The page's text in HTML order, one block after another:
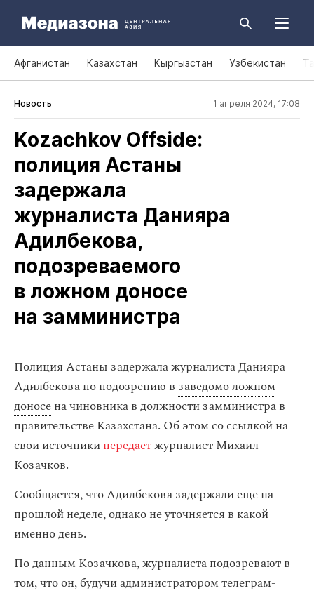
Афганистан Казахстан Кыргызстан Узбекистан
Новость 1 апреля 2024, 17:08
Kozachkov Offside:
полиция Астаны
задержала
журналиста Данияра
Адилбекова,
подозреваемого
в ложном доносе
на замминистра
Полиция Астаны задержала журналиста Данияра
Адилбекова по подозрению в заведомо ложном
доносена чиновника в должности замминистра в
правительстве Казахстана. Об этом со ссылкой на
свои источникипередаетжурналист Михаил
Козачков.
Сообщается, что Адилбекова задержали еще на
прошлой неделе, однако не уточняется в какой
именно день.
По данным Козачкова, журналиста подозревают в
том, что он, будучи администратором телеграм-